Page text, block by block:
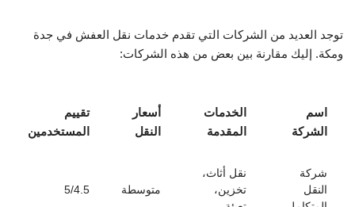
توجد العديد من الشركات التي تقدم خدمات نقل العفش في جدة
ومكة. إليك مقارنة بين بعض من هذه الشركات:
اسم
الشركة
الخدمات
المقدمة
أسعار
النقل
تقييم
المستخدمين
شركة
النقل
نقل أثاث،
تخزين،
متوسطة 5/4.5